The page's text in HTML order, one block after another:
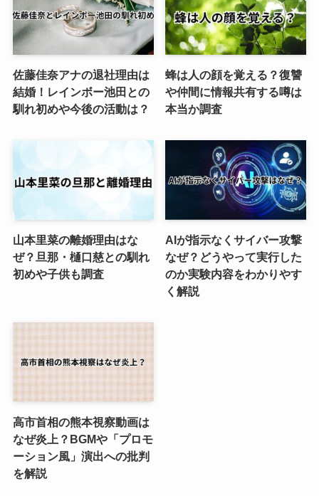
佐藤佳奈アナの退社理由は
結婚！レインボー池田との
馴れ初めや今後の活動は？
蜂は人の顔を覚える？復讐
や仲間に情報共有する噂は
本当か調査
山本里菜の離婚理由はな
ぜ？旦那・樋口慈との馴れ
初めや子供も調査
AIが指示なくサイバー攻撃
なぜ？どうやって実行した
のか実験内容をわかりやす
く解説
高市首相の熊本視察動画は
なぜ炎上？BGMや「プロモ
ーション風」演出への批判
を解説